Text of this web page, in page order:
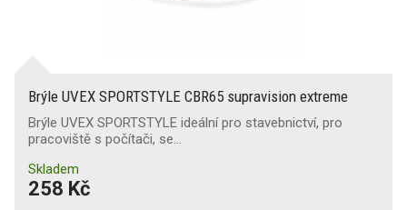
Brýle UVEX SPORTSTYLE CBR65 supravision extreme
Brýle UVEX SPORTSTYLE ideální pro stavebnictví, pro
pracoviště s počítači, se…
Skladem
258 Kč